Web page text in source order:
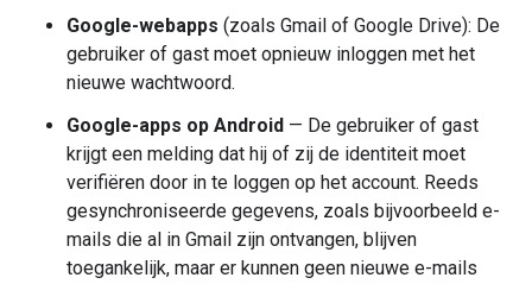
Google-webapps (zoals Gmail of Google Drive): De
gebruiker of gast moet opnieuw inloggen met het
nieuwe wachtwoord.
Google-apps op Android — De gebruiker of gast
krijgt een melding dat hij of zij de identiteit moet
verifiëren door in te loggen op het account. Reeds
gesynchroniseerde gegevens, zoals bijvoorbeeld e-
mails die al in Gmail zijn ontvangen, blijven
toegankelijk, maar er kunnen geen nieuwe e-mails